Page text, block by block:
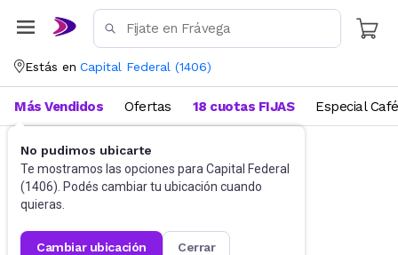
Estás en Capital Federal (1406)
No pudimos ubicarte
Te mostramos las opciones para Capital Federal
(1406). Podés cambiar tu ubicación cuando
quieras.
cambiar ubicación cerrar
Más Vendidos Ofertas 18 cuotas FIJAS Especial Café
Baño Accesorios de baño